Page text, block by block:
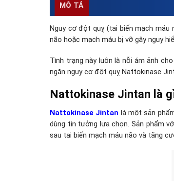
MÔ TẢ
Nguy cơ đột quỵ (tai biến mạch
não hoặc mạch máu bị vỡ gây nguy
Tình trạng này luôn là nỗi ám ảnh
ngăn nguy cơ đột quỵ Nattokinase
Nattokinase Jintan là
Nattokinase Jintan là một sản
dùng tin tưởng lựa chọn. Sản phẩm
sau tai biến mạch máu não và tăng